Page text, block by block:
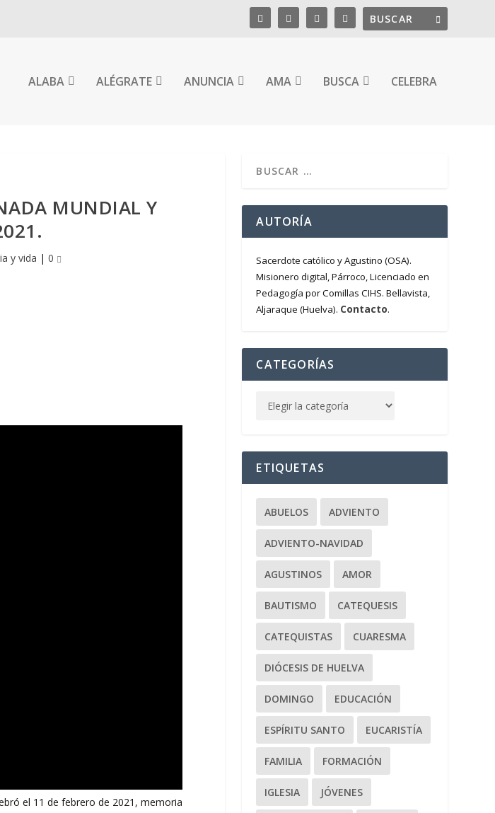
ALABA ALÉGRATE ANUNCIA AMA BUSCA CELEBRA
MUNDIAL Y
y vida | 0
el 11 de febrero de 2021, memoria
AUTORÍA
Sacerdote católico y Agustino (OSA).
Misionero digital, Párroco, Licenciado en
Pedagogía por Comillas CIHS. Bellavista,
Aljaraque (Huelva). Contacto.
CATEGORÍAS
ETIQUETAS
ABUELOS ADVIENTO
ADVIENTO-NAVIDAD
AGUSTINOS AMOR
BAUTISMO CATEQUESIS
CATEQUISTAS CUARESMA
DIÓCESIS DE HUELVA
DOMINGO EDUCACIÓN
ESPÍRITU SANTO EUCARISTÍA
FAMILIA FORMACIÓN
IGLESIA JÓVENES